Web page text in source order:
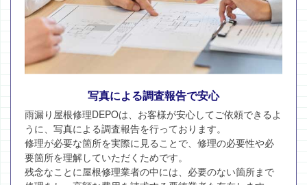
写真による調査報告で安心
雨漏り屋根修理DEPOは、お客様が安心してご依頼できるよ
うに、写真による調査報告を行っております。
修理が必要な箇所を実際に見ることで、修理の必要性や必
要箇所を理解していただくためです。
残念なことに屋根修理業者の中には、必要のない箇所まで